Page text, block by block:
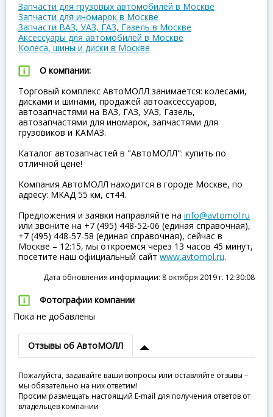
Запчасти для грузовых автомобилей в Москве
Запчасти для иномарок в Москве
Запчасти ВАЗ, УАЗ, ГАЗ, Газель в Москве
Аксессуары для автомобилей в Москве
Колеса, шины и диски в Москве
О компании:
Торговый комплекс АвтоМОЛЛ занимается: колесами,
дисками и шинами, продажей автоаксессуаров,
автозапчастями на ВАЗ, ГАЗ, УАЗ, Газель,
автозапчастями для иномарок, запчастями для
грузовиков и КАМАЗ.
Каталог автозапчастей в "АвтоМОЛЛ": купить по
отличной цене!
Компания АвтоМОЛЛ находится в городе Москве, по
адресу: МКАД 55 км, ст44.
Предложения и заявки направляйте на info@avtomol.ru
или звоните на +7 (495) 448-52-06 (единая справочная),
+7 (495) 448-57-58 (единая справочная), сейчас в
Москве – 12:15, мы откроемся через 13 часов 45 минут,
посетите наш официальный сайт www.avtomol.ru.
Дата обновления информации: 8 октября 2019 г. 12:30:08
Фотографии компании
Пока не добавлены
Отзывы об АвтоМОЛЛ
Пожалуйста, задавайте ваши вопросы или оставляйте отзывы –
мы обязательно на них ответим!
Просим размещать настоящий E-mail для получения ответов от
владельцев компании